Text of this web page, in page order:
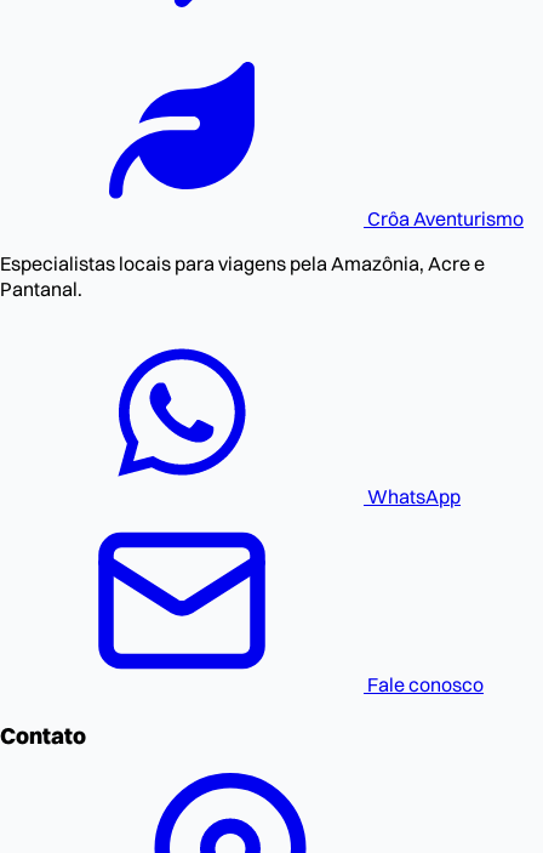
Crôa Aventurismo
Especialistas locais para viagens pela Amazônia, Acre e
Pantanal.
WhatsApp
Fale conosco
Contato